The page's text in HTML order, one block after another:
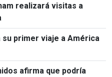
realizará visitas a
su primer viaje a América
afirma que podría